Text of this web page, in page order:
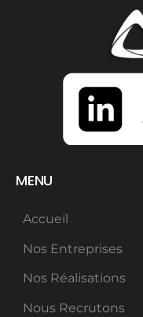
MENU
Accueil
Nos Entreprises
Nos Réalisations
Nous Recrutons